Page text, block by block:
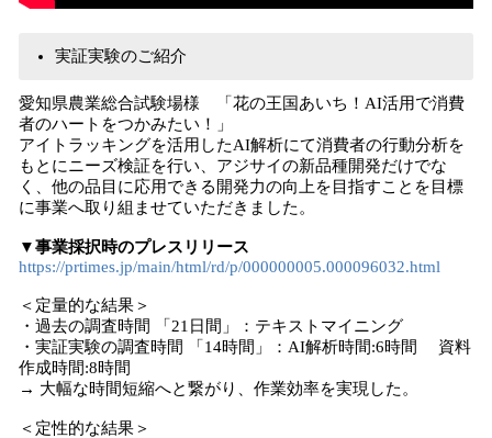
実証実験のご紹介
愛知県農業総合試験場様 「花の王国あいち！AI活用で消費
者のハートをつかみたい！」
アイトラッキングを活用したAI解析にて消費者の行動分析を
もとにニーズ検証を行い、アジサイの新品種開発だけでな
く、他の品目に応用できる開発力の向上を目指すことを目標
に事業へ取り組ませていただきました。
▼事業採択時のプレスリリース
https://prtimes.jp/main/html/rd/p/000000005.000096032.html
＜定量的な結果＞
・過去の調査時間 「21日間」：テキストマイニング
・実証実験の調査時間 「14時間」：AI解析時間:6時間 資料
作成時間:8時間
→ 大幅な時間短縮へと繋がり、作業効率を実現した。
＜定性的な結果＞